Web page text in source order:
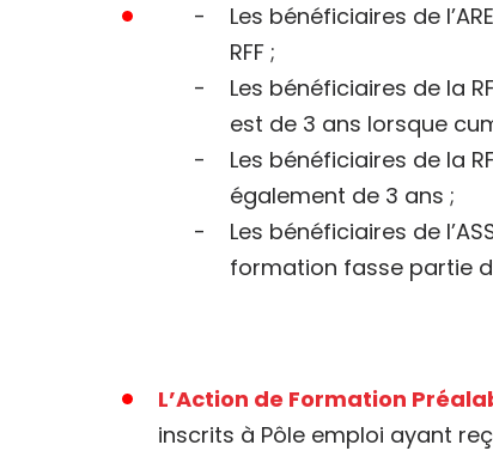
Les bénéficiaires de
RFF ;
Les bénéficiaires de la
est de 3 ans lorsque
Les bénéficiaires de la
également de 3 ans ;
Les bénéficiaires de
formation fasse partie
L’Action de Formation
inscrits à Pôle emploi ayant